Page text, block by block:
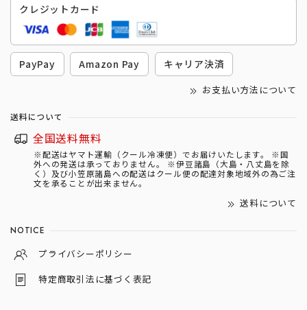
クレジットカード
PayPay Amazon Pay キャリア決済
お支払い方法について
送料について
全国送料無料
※配送はヤマト運輸（クール冷凍便）でお届けいたします。 ※国
外への発送は承っておりません。 ※伊豆諸島（大島・八丈島を除
く）及び小笠原諸島への配送はクール便の配達対象地域外の為ご注
文を承ることが出来ません。
送料について
NOTICE
プライバシーポリシー
特定商取引法に基づく表記